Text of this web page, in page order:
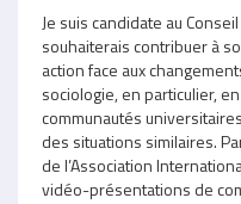
Je suis candidate au
souhaiterais contribuer à
action face aux
sociologie, en particulier,
communautés
des situations similaires.
de l’Association
vidéo-présentations de